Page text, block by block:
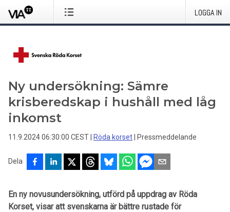
LOGGA IN
Ny undersökning: Sämre
krisberedskap i hushåll med låg
inkomst
11.9.2024 06:30:00 CEST Röda korset Pressmeddelande
Dela
En ny novusundersökning, utförd på uppdrag av Röda
Korset, visar att svenskarna är bättre rustade för